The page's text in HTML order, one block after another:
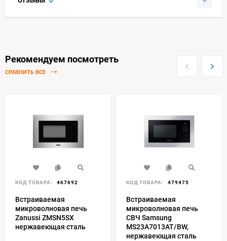
Рекомендуем посмотреть
СРАВНИТЬ ВСЕ
КОД ТОВАРА: 467692
Встраиваемая
микроволновая печь
Zanussi ZMSN5SX
нержавеющая сталь
КОД ТОВАРА: 479475
Встраиваемая
микроволновая печь
СВЧ Samsung
MS23A7013AT/BW,
нержавеющая сталь